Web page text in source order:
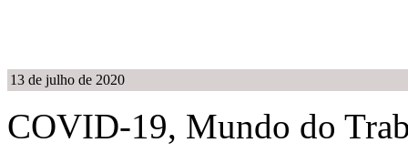
13 de julho de 2020
COVID-19, Mundo do